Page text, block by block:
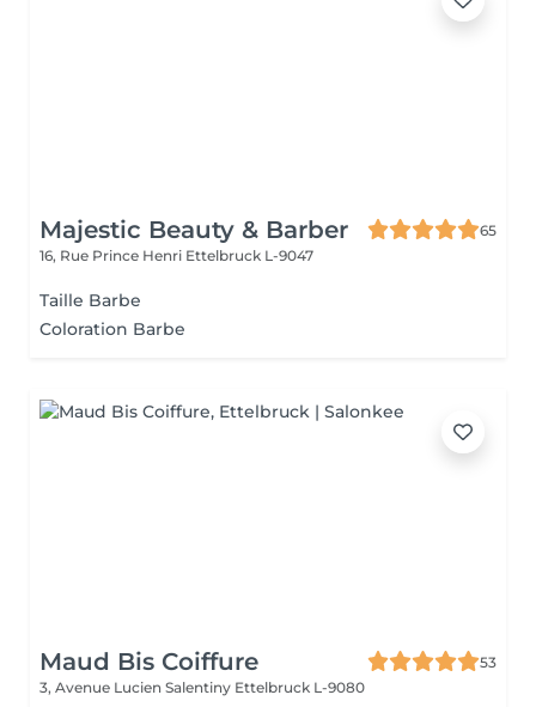
Majestic Beauty & Barber
65
16, Rue Prince Henri Ettelbruck L-9047
Taille Barbe
Coloration Barbe
Maud Bis Coiffure
53
3, Avenue Lucien Salentiny Ettelbruck L-9080